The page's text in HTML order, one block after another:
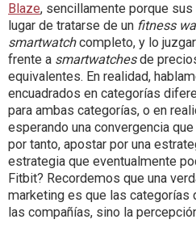
Blaze, sencillamente porque
lugar de tratarse de un fitness
smartwatchcompleto, y lo
frente a smartwatchesde
equivalentes. En realidad,
encuadrados en categorías
para ambas categorías, o en
esperando una convergencia
por tanto, apostar por una
estrategia que eventualmente
Fitbit? Recordemos que una
marketing es que las categorías
las compañías, sino la